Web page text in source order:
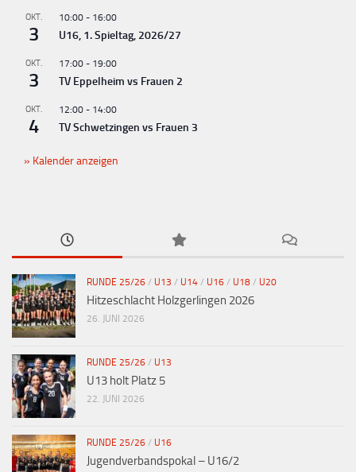
OKT.
3
10:00 - 16:00
U16, 1. Spieltag, 2026/27
OKT.
3
17:00 - 19:00
TV Eppelheim vs Frauen 2
OKT.
4
12:00 - 14:00
TV Schwetzingen vs Frauen 3
Kalender anzeigen
RUNDE 25/26 / U13 / U14 / U16 / U18 / U20
Hitzeschlacht Holzgerlingen 2026
26. JUNI 2026
RUNDE 25/26 / U13
U13 holt Platz 5
22. JUNI 2026
RUNDE 25/26 / U16
Jugendverbandspokal – U16/2